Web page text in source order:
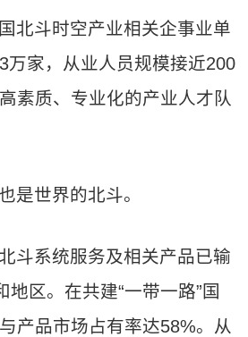
北斗时空产业相关企事业单
万家，从业人员规模接近200
素质、专业化的产业人才队
是世界的北斗。
斗系统服务及相关产品已输
地区。在共建“一带一路”国
产品市场占有率达58%。从